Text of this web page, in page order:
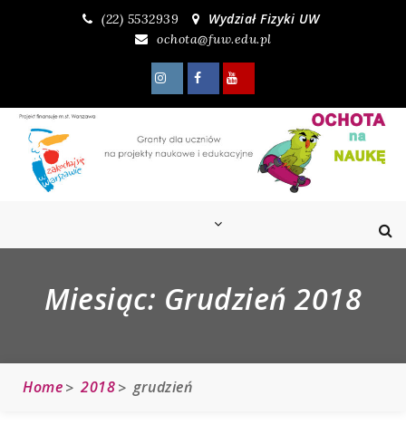
(22) 5532939 Wydział Fizyki UW
ochota@fuw.edu.pl
Miesiąc: Grudzień 2018
Home 2018 grudzień